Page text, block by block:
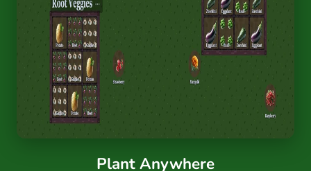
Plant Anywhere